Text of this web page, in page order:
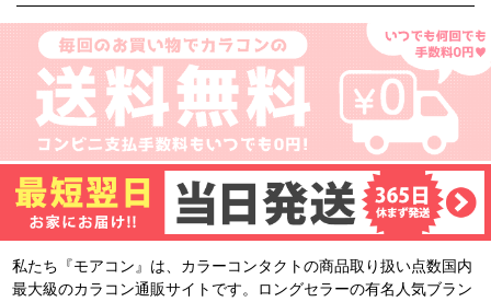
私たち『モアコン』は、カラーコンタクトの商品取り扱い点数国内
最大級のカラコン通販サイトです。ロングセラーの有名人気ブラン